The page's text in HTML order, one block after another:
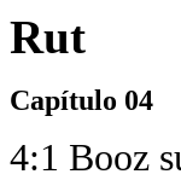
Rut
Capítulo 04
4:1 Booz